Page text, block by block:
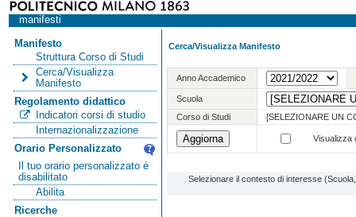
manifesti
Manifesto
Struttura Corso di Studi
Cerca/Visualizza
Manifesto
Regolamento didattico
Indicatori corsi di studio
Internazionalizzazione
Orario Personalizzato
Il tuo orario personalizzato è
disabilitato
Abilita
Ricerche
Cerca/Visualizza Manifesto
Anno Accademico
Scuola
Corso di Studi
[SELEZIONARE UN
Visualizza
Selezionare il contesto di interesse